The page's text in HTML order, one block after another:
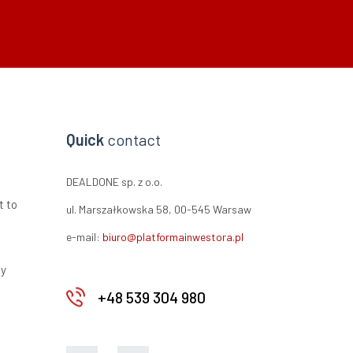
to
Quickcontact
DEALDONE sp. z o.o.
ul. Marszałkowska 58, 00-545 Warsaw
e-mail: biuro@platformainwestora.pl
+48 539 304 980